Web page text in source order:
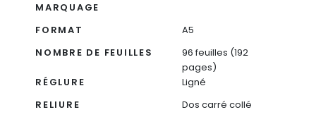
MARQUAGE
FORMAT
A5
NOMBRE DE FEUILLES
96 feuilles (192
pages)
RÉGLURE
Ligné
RELIURE
Dos carré collé